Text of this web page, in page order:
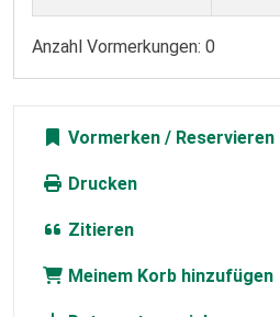
Anzahl Vormerkungen: 0
Vormerken
Drucken
Zitieren
Meinem Korb hinzufügen